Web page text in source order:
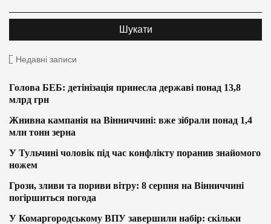
Недавні записи
Голова БЕБ: детінізація принесла державі понад 13,8
млрд грн
Жнивна кампанія на Вінниччині: вже зібрали понад 1,4
млн тонн зерна
У Тульчині чоловік під час конфлікту поранив знайомого
ножем
Грози, зливи та пориви вітру: 8 серпня на Вінниччині
погіршиться погода
У Комаргородському ВПУ завершили набір: скільки